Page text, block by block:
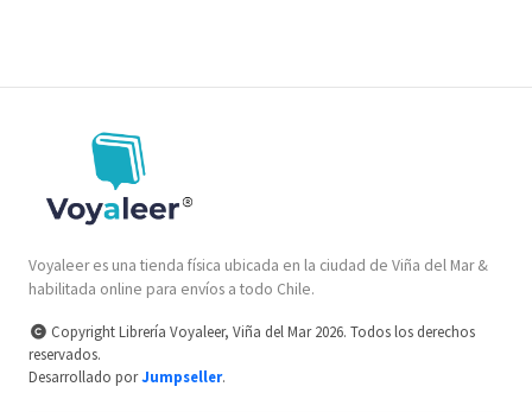
Voyaleer es una tienda física ubicada en la ciudad de Viña del Mar &
habilitada online para envíos a todo Chile.
Copyright Librería Voyaleer, Viña del Mar 2026. Todos los derechos
reservados.
Desarrollado porJumpseller.